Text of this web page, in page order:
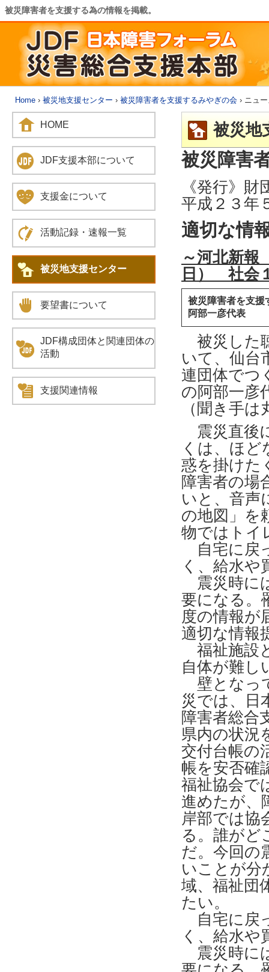
被災障害者を支援する為の情報を掲載。
Home › 被災地支援センター › 被災障害者を支援するみやぎの会 › ニュ
被災地
被災障害
《発行》
平成２３年
適切な情
～河北新報
日） 社会
被災障害者を支援
阿部一彦代表
被災した
いて、仙台
連団体でつ
の阿部一彦
（聞き手
震災直後
くは、ほ
惑を掛け
障害者の場
いと、音声
の地図」を
物ではトイ
自宅に戻
く、給水
震災時に
要になる。
度の情報が
適切な情報
福祉施設
自体が難し
壁となっ
災では、日
障害者総合
県内の状況
交付台帳の
帳を安否確
福祉協会で
進めたが、
岸部では協
る。誰がど
だ。今回の
いことが分
域、福祉団
たい。
自宅に戻
く、給水
震災時に
HOME
JDF支援本部について
支援金について
活動記録・速報一覧
被災地支援センター
要望書について
JDF構成団体と関連団体の
活動
支援関連情報